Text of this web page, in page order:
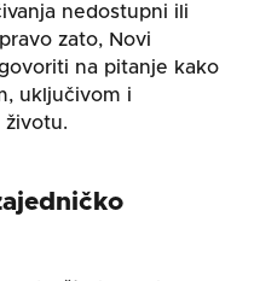
nedostupni ili
zato, Novi
na pitanje kako
uključivom i
životu.